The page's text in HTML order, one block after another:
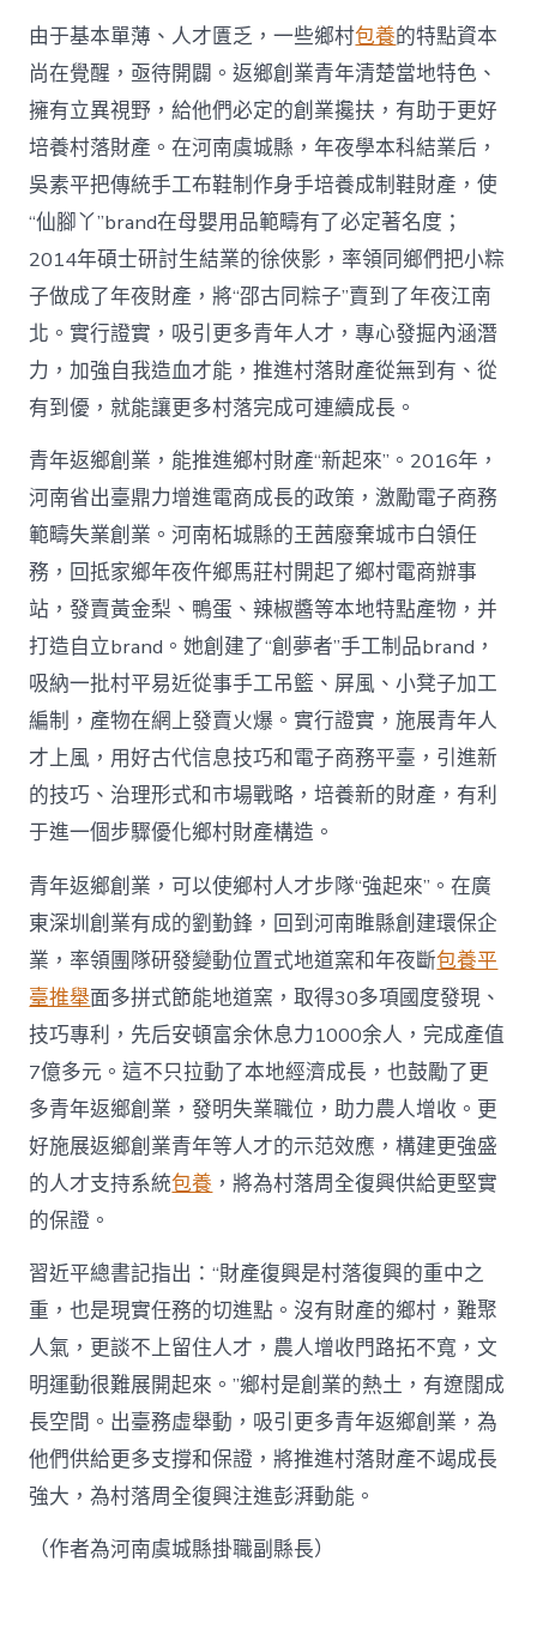
中
由于基本單薄、人才匱乏，一些鄉村包養的特點資本
尚在覺醒，亟待開闢。返鄉創業青年清楚當地特色、
擁有立異視野，給他們必定的創業攙扶，有助于更好
培養村落財產。在河南虞城縣，年夜學本科結業后，
吳素平把傳統手工布鞋制作身手培養成制鞋財產，使
“仙腳丫”brand在母嬰用品範疇有了必定著名度；
2014年碩士研討生結業的徐俠影，率領同鄉們把小粽
子做成了年夜財產，將“邵古同粽子”賣到了年夜江南
北。實行證實，吸引更多青年人才，專心發掘內涵潛
力，加強自我造血才能，推進村落財產從無到有、從
有到優，就能讓更多村落完成可連續成長。
青年返鄉創業，能推進鄉村財產“新起來”。2016年，
河南省出臺鼎力增進電商成長的政策，激勵電子商務
範疇失業創業。河南柘城縣的王茜廢棄城市白領任
務，回抵家鄉年夜仵鄉馬莊村開起了鄉村電商辦事
站，發賣黃金梨、鴨蛋、辣椒醬等本地特點產物，并
打造自立brand。她創建了“創夢者”手工制品brand，
吸納一批村平易近從事手工吊籃、屏風、小凳子加工
編制，產物在網上發賣火爆。實行證實，施展青年人
才上風，用好古代信息技巧和電子商務平臺，引進新
的技巧、治理形式和市場戰略，培養新的財產，有利
于進一個步驟優化鄉村財產構造。
青年返鄉創業，可以使鄉村人才步隊“強起來”。在廣
東深圳創業有成的劉勤鋒，回到河南睢縣創建環保企
業，率領團隊研發變動位置式地道窯和年夜斷包養平
臺推舉面多拼式節能地道窯，取得30多項國度發現、
技巧專利，先后安頓富余休息力1000余人，完成產值
7億多元。這不只拉動了本地經濟成長，也鼓勵了更
多青年返鄉創業，發明失業職位，助力農人增收。更
好施展返鄉創業青年等人才的示范效應，構建更強盛
的人才支持系統包養 ，將為村落周全復興供給更堅實
的保證。
習近平總書記指出：“財產復興是村落復興的重中之
重，也是現實任務的切進點。沒有財產的鄉村，難聚
人氣，更談不上留住人才，農人增收門路拓不寬，文
明運動很難展開起來。”鄉村是創業的熱土，有遼闊成
長空間。出臺務虛舉動，吸引更多青年返鄉創業，為
他們供給更多支撐和保證，將推進村落財產不竭成長
強大，為村落周全復興注進彭湃動能。
（作者為河南虞城縣掛職副縣長）